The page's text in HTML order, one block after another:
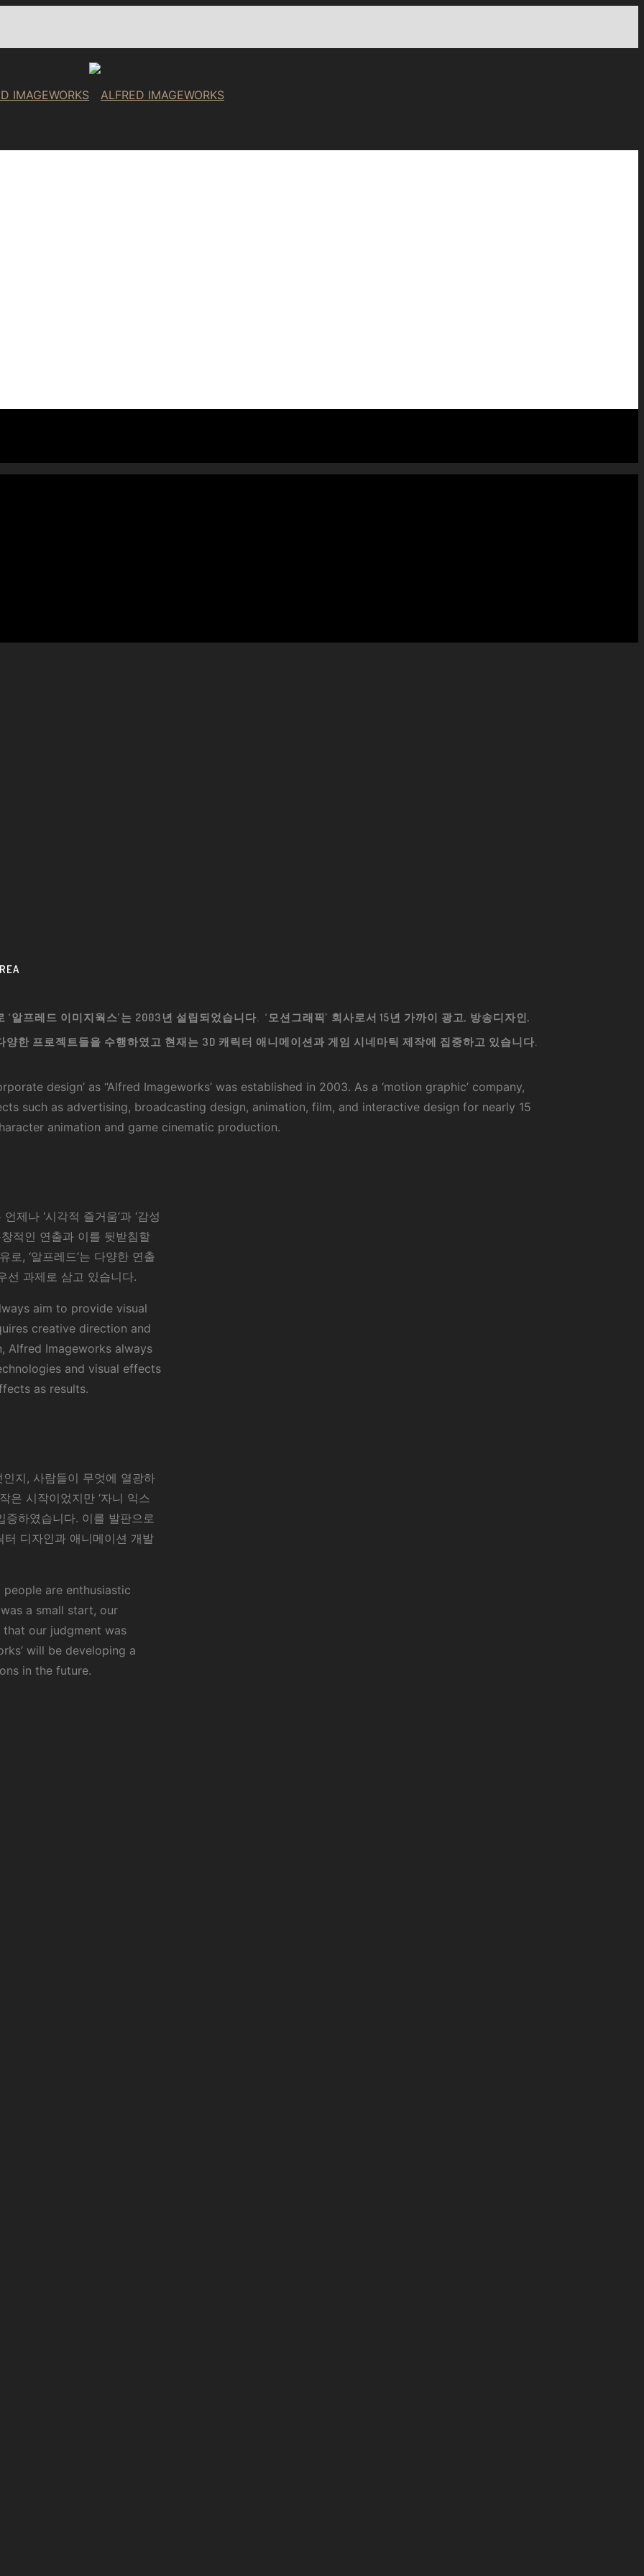
‘알프레드 이미지웍스’는 2003년 설립되었습니다. ‘모션그래픽’ 회사로서 15년 가까이 광고, 방송디자인,
한 프로젝트들을 수행하였고 현재는 3D 캐릭터 애니메이션과 게임 시네마틱 제작에 집중하고 있습니다.
design’ as “Alfred Imageworks’ was established in 2003. As a ‘motion graphic’ company,
such as advertising, broadcasting design, animation, film, and interactive design for nearly 15
animation and game cinematic production.
제나 ‘시각적 즐거움’과 ‘감성
적인 연출과 이를 뒷받침할
, ‘알프레드’는 다양한 연출
선 과제로 삼고 있습니다.
aim to provide visual
creative direction and
Alfred Imageworks always
and visual effects
as results.
지, 사람들이 무엇에 열광하
은 시작이었지만 ‘자니 익스
증하였습니다. 이를 발판으로
터 디자인과 애니메이션 개발
are enthusiastic
a small start, our
that our judgment was
will be developing a
in the future.